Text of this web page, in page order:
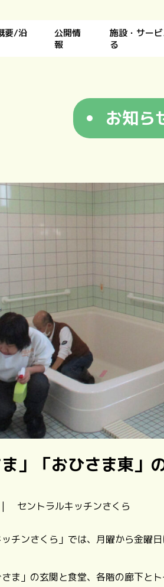
要/沿
公開情
報
施設・サー
る
お知ら
ま」「おひさま東」
ントラルキッチンさくら
ッチンさくら」では、月曜から金曜
ま」の玄関と食堂、各階の廊下と